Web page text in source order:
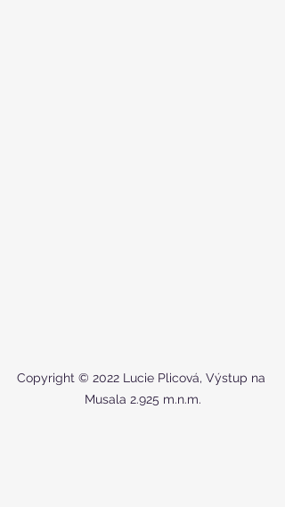
Copyright © 2022 Lucie Plicová, Výstup na
Musala 2.925 m.n.m.